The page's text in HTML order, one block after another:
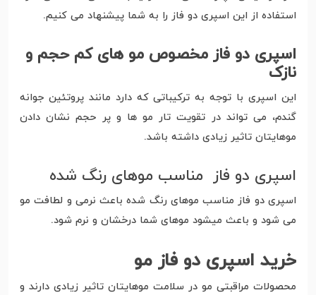
استفاده از این اسپری دو فاز را به شما پیشنهاد می کنیم.
اسپری دو فاز مخصوص مو های کم حجم و
نازک
این اسپری با توجه به ترکیباتی که دارد مانند پروتئین جوانه
گندم، می تواند در تقویت تار مو ها و پر حجم نشان دادن
موهایتان تاثیر زیادی داشته باشد.
اسپری دو فاز مناسب موهای رنگ شده
اسپری دو فاز مناسب موهای رنگ شده باعث نرمی و لطافت مو
می شود و باعث میشود موهای شما درخشان و نرم شود.
خرید اسپری دو فاز مو
محصولات مراقبتی مو در سلامت موهایتان تاثیر زیادی دارند و